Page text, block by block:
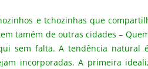
e tchozinhas que
tamém de outras cidades –
sem falta. A tendência natural
incorporadas. A primeira